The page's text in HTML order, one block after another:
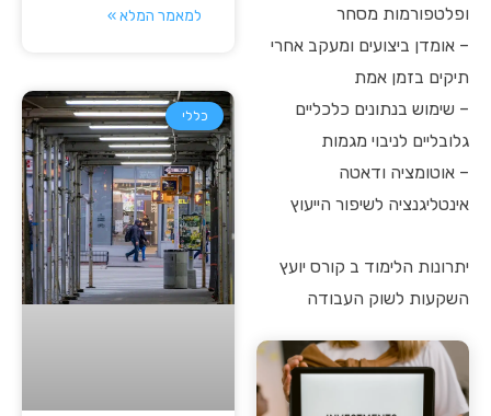
ופלטפורמות מסחר
– אומדן ביצועים ומעקב אחרי
תיקים בזמן אמת
– שימוש בנתונים כלכליים
גלובליים לניבוי מגמות
– אוטומציה ודאטה
אינטליגנציה לשיפור הייעוץ
יתרונות הלימוד ב קורס יועץ
השקעות לשוק העבודה
למאמר המלא »
כללי